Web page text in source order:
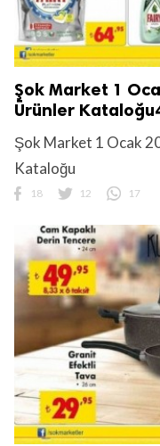
Şok Market 1
Ürünler
Şok Market 1 Ocak
Kataloğu
18 12 17